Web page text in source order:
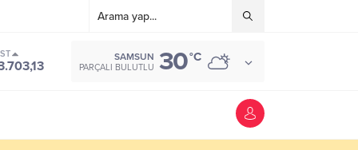
SAMSUN
PARÇALI BULUTLU 30°C